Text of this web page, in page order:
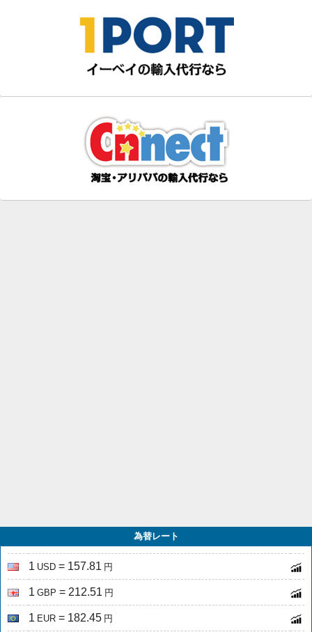
為替レート
1 USD = 157.81 円
1 GBP = 212.51 円
1 EUR = 182.45 円